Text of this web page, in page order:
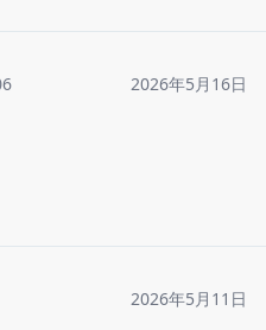
2026年5月16日
2026年5月11日